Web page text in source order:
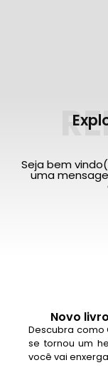
Seja bem
uma
Novo
Descubra como
se tornou um
você vai